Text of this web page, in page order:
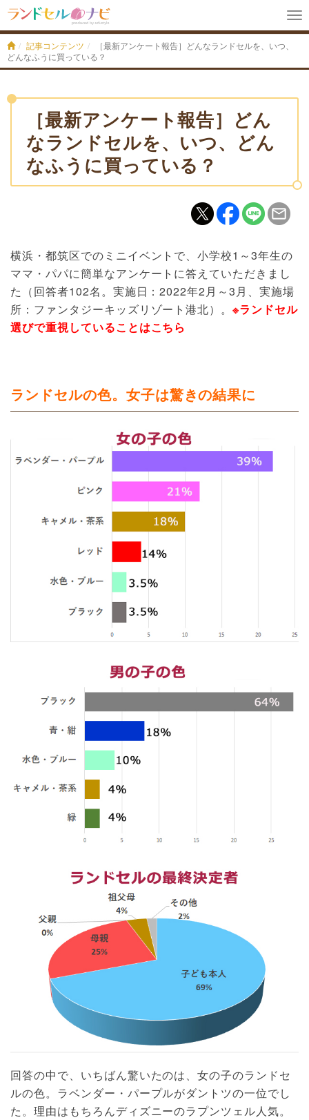
記事コンテンツ
［最新アンケート報告］どんなランドセルを、いつ、
どんなふうに買っている？
［最新アンケート報告］どん
なランドセルを、いつ、どん
なふうに買っている？
横浜・都筑区でのミニイベントで、小学校1～3年生の
ママ・パパに簡単なアンケートに答えていただきまし
た（回答者102名。実施日：2022年2月～3月、実施場
所：ファンタジーキッズリゾート港北）。※ランドセル
選びで重視していることはこちら
ランドセルの色。女子は驚きの結果に
回答の中で、いちばん驚いたのは、女の子のランドセ
ルの色。ラベンダー・パープルがダントツの一位でし
た。理由はもちろんディズニーのラプンツェル人気。